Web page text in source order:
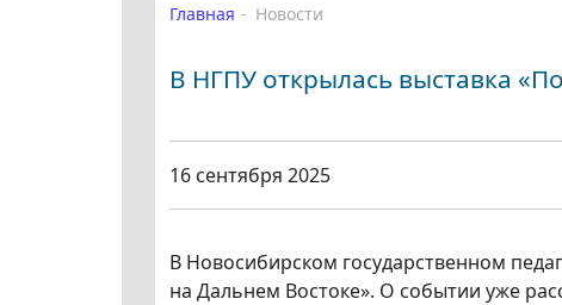
Главная Новости
В НГПУ открылась выставка
16 сентября 2025
В Новосибирском государственном
на Дальнем Востоке». О событии уже